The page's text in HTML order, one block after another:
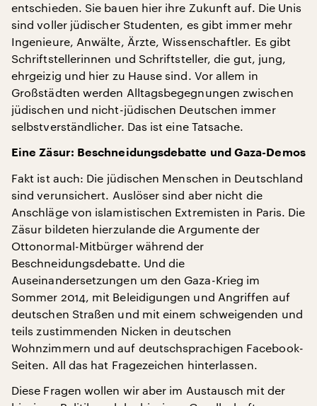
entschieden. Sie bauen hier ihre Zukunft auf. Die Unis
sind voller jüdischer Studenten, es gibt immer mehr
Ingenieure, Anwälte, Ärzte, Wissenschaftler. Es gibt
Schriftstellerinnen und Schriftsteller, die gut, jung,
ehrgeizig und hier zu Hause sind. Vor allem in
Großstädten werden Alltagsbegegnungen zwischen
jüdischen und nicht-jüdischen Deutschen immer
selbstverständlicher. Das ist eine Tatsache.
Eine Zäsur: Beschneidungsdebatte und Gaza-Demos
Fakt ist auch: Die jüdischen Menschen in Deutschland
sind verunsichert. Auslöser sind aber nicht die
Anschläge von islamistischen Extremisten in Paris. Die
Zäsur bildeten hierzulande die Argumente der
Ottonormal-Mitbürger während der
Beschneidungsdebatte. Und die
Auseinandersetzungen um den Gaza-Krieg im
Sommer 2014, mit Beleidigungen und Angriffen auf
deutschen Straßen und mit einem schweigenden und
teils zustimmenden Nicken in deutschen
Wohnzimmern und auf deutschsprachigen Facebook-
Seiten. All das hat Fragezeichen hinterlassen.
Diese Fragen wollen wir aber im Austausch mit der